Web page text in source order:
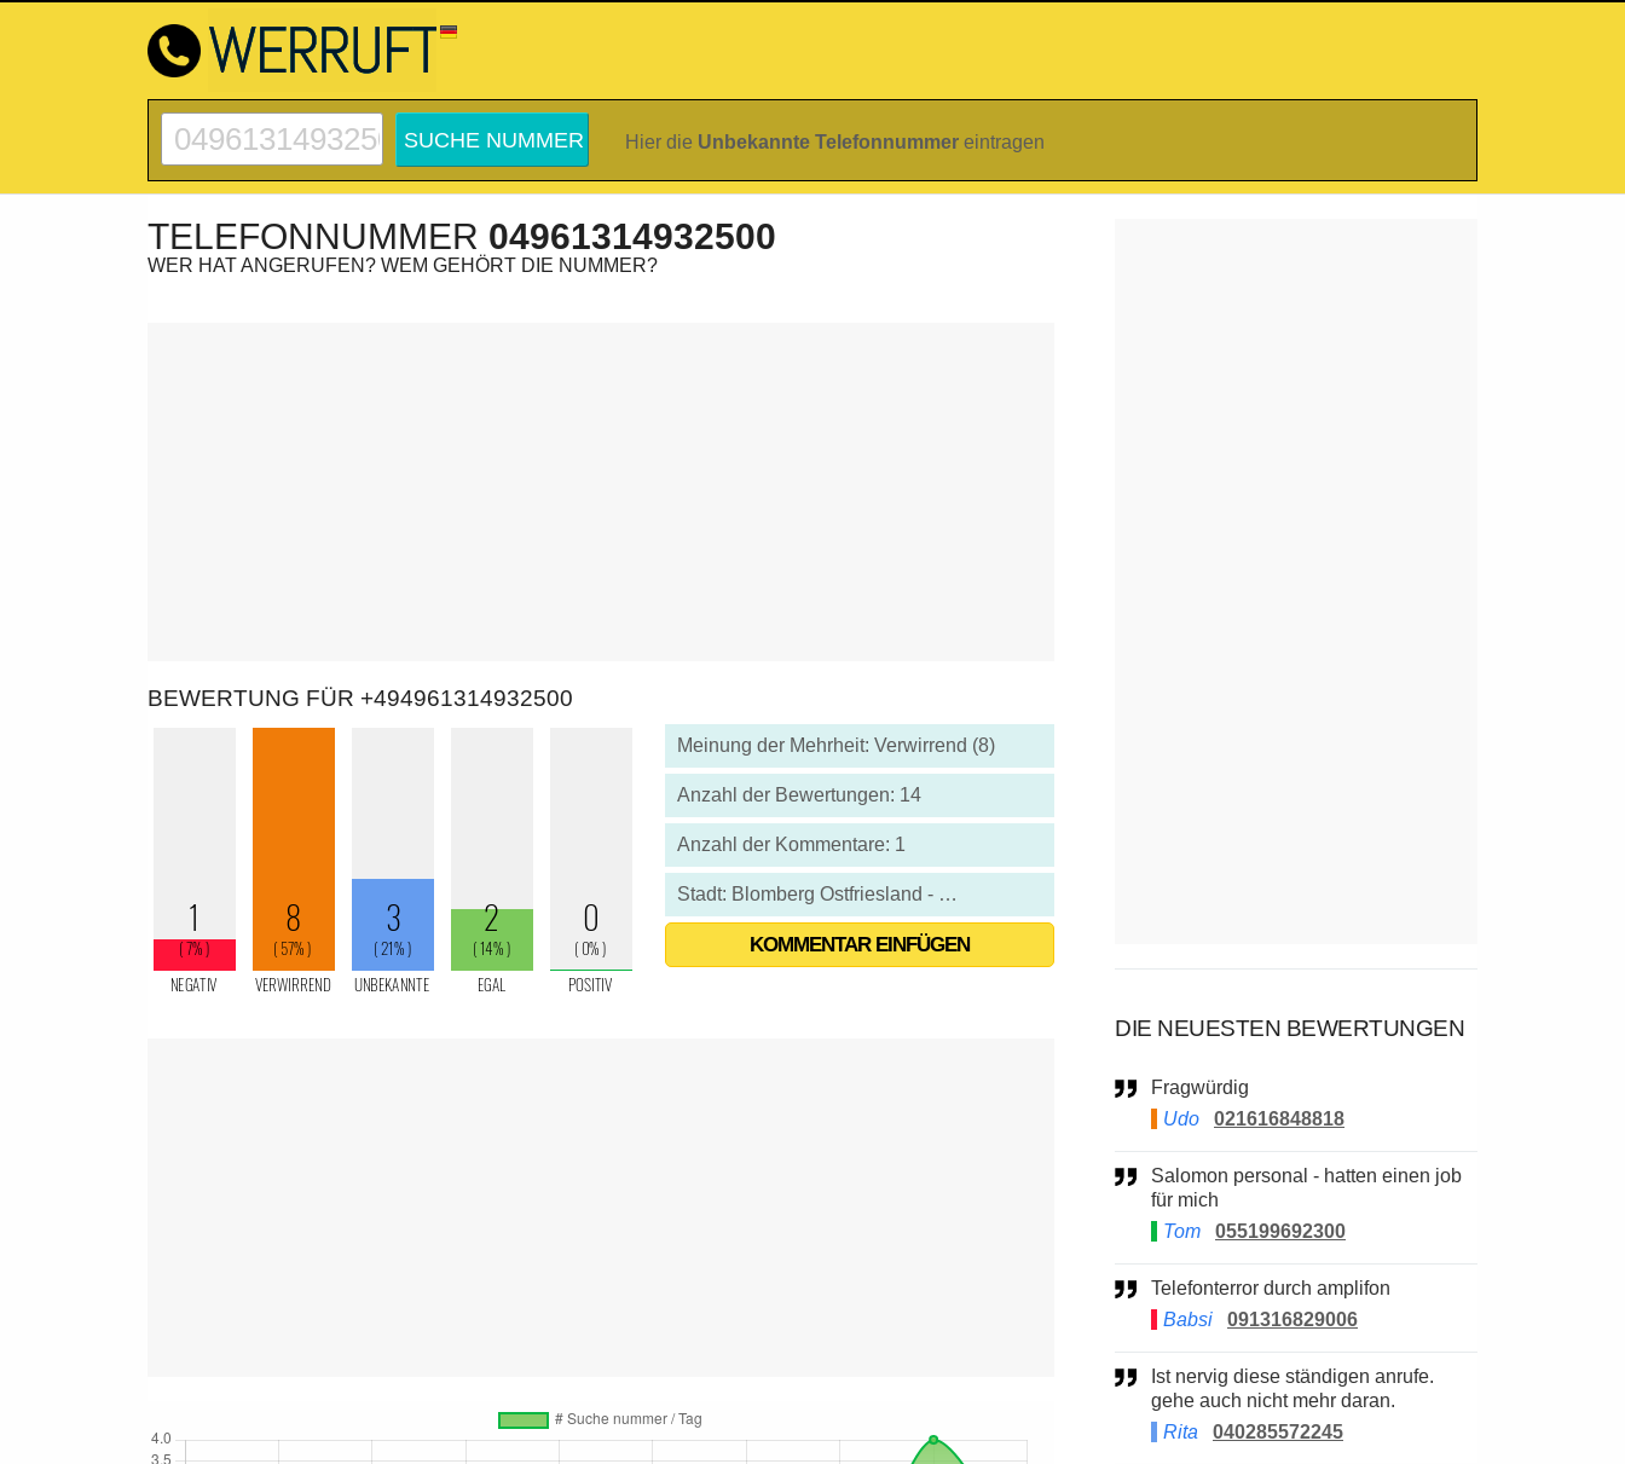
Hier die Unbekannte Telefonnummer eintragen
TELEFONNUMMER 04961314932500
WER HAT ANGERUFEN? WEM GEHÖRT DIE NUMMER?
BEWERTUNG FÜR +494961314932500
Meinung der Mehrheit: Verwirrend (8)
Anzahl der Bewertungen: 14
Anzahl der Kommentare: 1
Stadt: Blomberg Ostfriesland - Deutschland
KOMMENTAR EINFÜGEN
DIE NEUESTEN BEWERTUNGEN
Fragwürdig
Udo
021616848818
Salomon personal - hatten einen job
für mich
Tom
055199692300
Telefonterror durch amplifon
Babsi
091316829006
gehe auch nicht mehr daran.
Rita
040285572245